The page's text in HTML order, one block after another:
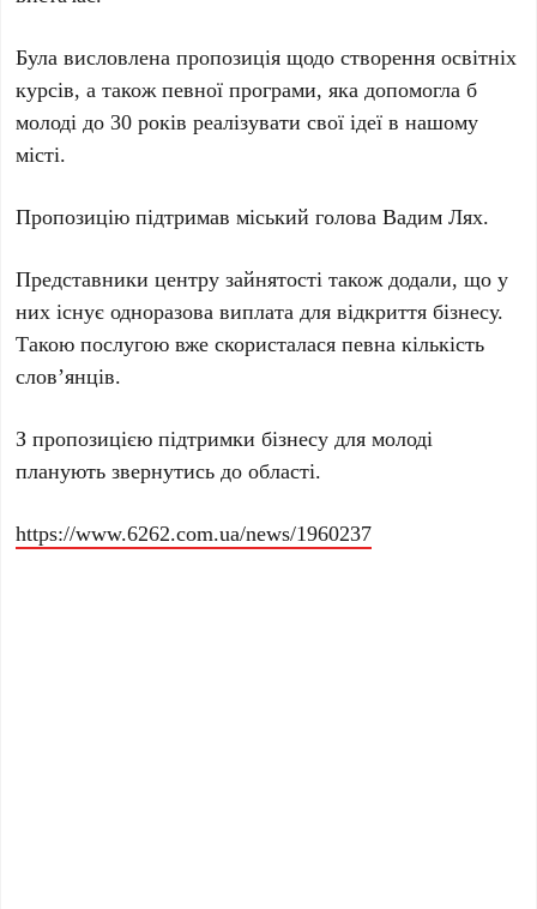
Була висловлена пропозиція щодо створення освітніх
курсів, а також певної програми, яка допомогла б
молоді до 30 років реалізувати свої ідеї в нашому
місті.
Пропозицію підтримав міський голова Вадим Лях.
Представники центру зайнятості також додали, що у
них існує одноразова виплата для відкриття бізнесу.
Такою послугою вже скористалася певна кількість
слов’янців.
З пропозицією підтримки бізнесу для молоді
планують звернутись до області.
https://www.6262.com.ua/news/1960237